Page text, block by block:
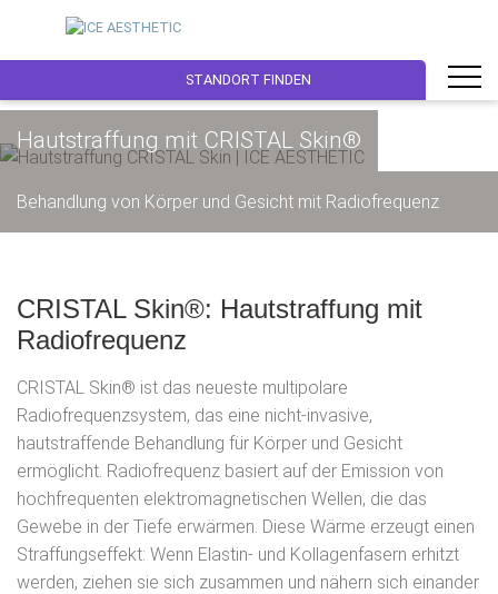
STANDORT FINDEN
Hautstraffung mit CRISTAL Skin®
Behandlung von Körper und Gesicht mit Radiofrequenz
CRISTAL Skin®: Hautstraffung mit
Radiofrequenz
CRISTAL Skin® ist das neueste multipolare
Radiofrequenzsystem, das eine nicht-invasive,
hautstraffende Behandlung für Körper und Gesicht
ermöglicht. Radiofrequenz basiert auf der Emission von
hochfrequenten elektromagnetischen Wellen, die das
Gewebe in der Tiefe erwärmen. Diese Wärme erzeugt einen
Straffungseffekt: Wenn Elastin- und Kollagenfasern erhitzt
werden, ziehen sie sich zusammen und nähern sich einander